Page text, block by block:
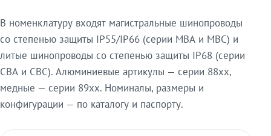
В номенклатуру входят магистральные шинопроводы
со степенью защиты IP55/IP66 (серии МВА и МВС) и
литые шинопроводы со степенью защиты IP68 (серии
СВА и СВС). Алюминиевые артикулы — серии 88xx,
медные — серии 89xx. Номиналы, размеры и
конфигурации — по каталогу и паспорту.